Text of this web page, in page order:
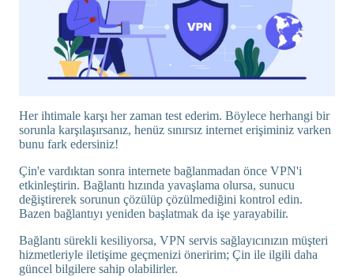
Her ihtimale karşı her zaman test ederim. Böylece herhangi bir
sorunla karşılaşırsanız, henüz sınırsız internet erişiminiz varken
bunu fark edersiniz!
Çin'e vardıktan sonra internete bağlanmadan önce VPN'i
etkinleştirin. Bağlantı hızında yavaşlama olursa, sunucu
değiştirerek sorunun çözülüp çözülmediğini kontrol edin.
Bazen bağlantıyı yeniden başlatmak da işe yarayabilir.
Bağlantı sürekli kesiliyorsa, VPN servis sağlayıcınızın müşteri
hizmetleriyle iletişime geçmenizi öneririm; Çin ile ilgili daha
güncel bilgilere sahip olabilirler.